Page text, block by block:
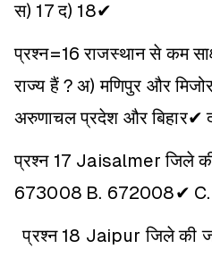
स) 17 द) 18✔
प्रश्न=16 राजस्थान से कम
राज्य हैं ? अ) मणिपुर और
अरुणाचल प्रदेश और बिहार✔
प्रश्न 17 Jaisalmer जिले
673008 B. 672008✔
प्रश्न 18 Jaipur जिले की